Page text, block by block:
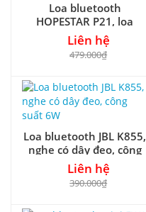
Loa bluetooth
HOPESTAR P21, loa
chính hãng, công suất
10W
Liên hệ
479.000₫
Loa bluetooth JBL K855,
nghe có dây đeo, công
suất 6W
Liên hệ
390.000₫